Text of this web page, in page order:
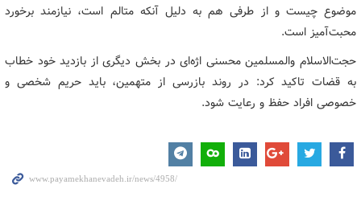
موضوع چیست و از طرفی هم به دلیل آنکه متالم است، نیازمند برخورد
محبت‌آمیز است.
حجت‌الاسلام والمسلمین محسنی اژه‌ای در بخش دیگری از بازدید خود خطاب
به قضات تاکید کرد: در روند بازرسی از متهمین، باید حریم شخصی و
خصوصی افراد حفظ و رعایت شود.